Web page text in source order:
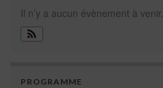
Il n’y a aucun évènement à venir.
PROGRAMME